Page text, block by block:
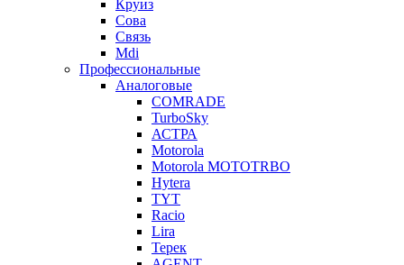
Круиз
Сова
Связь
Mdi
Профессиональные
Аналоговые
COMRADE
TurboSky
АСТРА
Motorola
Motorola MOTOTRBO
Hytera
TYT
Racio
Lira
Терек